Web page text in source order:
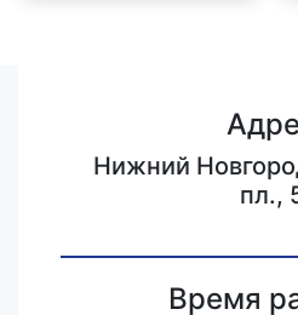
Нижний
пл.,
Время